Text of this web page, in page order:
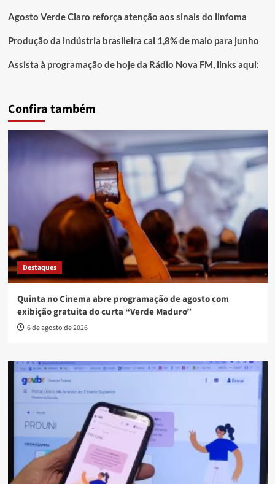
Agosto Verde Claro reforça atenção aos sinais do linfoma
Produção da indústria brasileira cai 1,8% de maio para junho
Assista à programação de hoje da Rádio Nova FM, links aqui:
Confira também
Destaques
Quinta no Cinema abre programação de agosto com
exibição gratuita do curta “Verde Maduro”
6 de agosto de 2026